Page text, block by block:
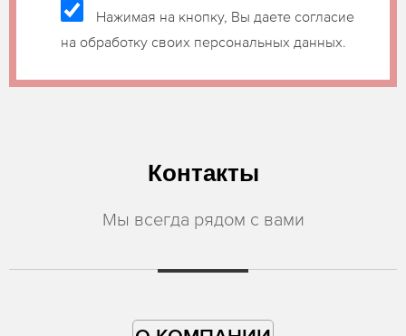
Нажимая на кнопку, Вы даете согласие
на обработку своих персональных данных.
Контакты
Мы всегда рядом с вами